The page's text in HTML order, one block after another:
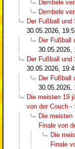
Dembele
Dembele
Der Fußball und
30.05.2026,
Der Fußball
30.05.2026,
Der Fußball und
30.05.2026,
Der Fußball
30.05.2026,
Die meisten 19
von der Couch -
Die meisten
Finale von
Die
Finale